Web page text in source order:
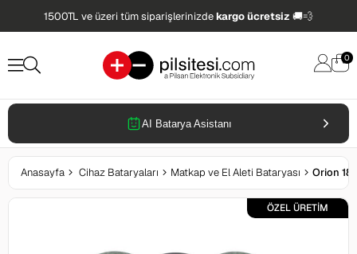
1500TL ve üzeri tüm siparişlerinizdekargo ücretsiz 🚚💨
0
AI Batarya Asistanı
Anasayfa Cihaz Bataryaları Matkap ve El Aleti Bataryası
ÖZEL ÜRETİM